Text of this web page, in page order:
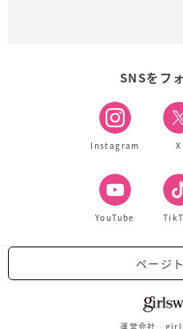
SNSをフ
Instagram X
YouTube
ページ
運営会社